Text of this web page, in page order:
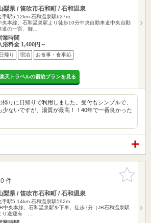
梨県 / 笛吹市石和町 / 石和温泉
手駅5.12km 石和温泉駅627m
央本線、石和温泉駅より徒歩10分中央自動車道中央自動
道の一宮、御…
業時間
浴料金 1,400円～
日帰り 宿泊 お食事・食事処
楽天トラベルの宿泊プランを見る
帰りに日帰りで利用しました。受付もシンプルで、
少ないですが、湯質が最高！！40年で一番良かった
お気に入
りに追加
件
梨県 / 笛吹市石和町 / 石和温泉
手駅5.14km 石和温泉駅592m
中央本線、石和温泉駅を下車、徒歩7分（JR石和温泉駅
り送迎有 …